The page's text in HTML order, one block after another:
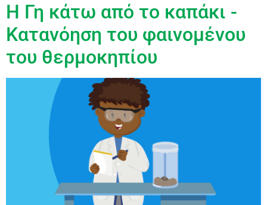
Η Γη κάτω από το καπάκι -
Κατανόηση του φαινομένου
του θερμοκηπίου